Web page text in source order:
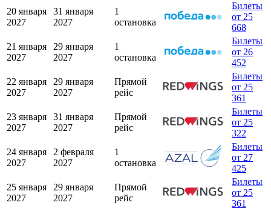
20 января
2027
31 января
2027
1
остановка
Билеты
от 25
668
21 января
2027
29 января
2027
1
остановка
Билеты
от 26
452
22 января
2027
29 января
2027
Прямой
рейс
Билеты
от 25
361
23 января
2027
31 января
2027
Прямой
рейс
Билеты
от 25
322
24 января
2027
2 февраля
2027
1
остановка
Билеты
от 27
425
25 января
2027
29 января
2027
Прямой
рейс
Билеты
от 25
361